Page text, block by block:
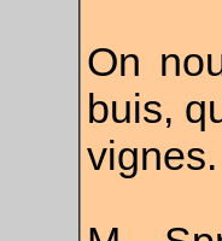
On
buis,
vignes.